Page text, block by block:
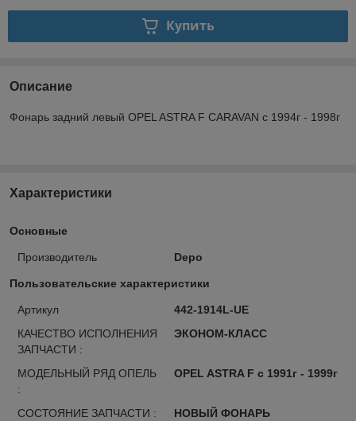
Купить
Описание
Фонарь задний левый OPEL ASTRA F CARAVAN с 1994г - 1998г
Характеристики
Основные
Производитель Depo
Пользовательские характеристики
Артикул
442-1914L-UE
КАЧЕСТВО ИСПОЛНЕНИЯ
ЗАПЧАСТИ :
ЭКОНОМ-КЛАСС
МОДЕЛЬНЫЙ РЯД ОПЕЛЬ
:
OPEL ASTRA F с 1991г - 1999г
СОСТОЯНИЕ ЗАПЧАСТИ :
НОВЫЙ ФОНАРЬ